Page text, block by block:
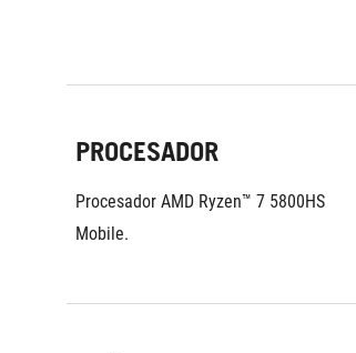
PROCESADOR
Procesador AMD Ryzen™ 7 5800HS
Mobile.